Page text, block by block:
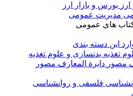
بورس و بازار ارز
مدیریت عمومی
های عمومی
این دسته بندی
بدنسازی و علوم تغذیه
دایرة المعارف مصور
فلسفی و روانشناسی